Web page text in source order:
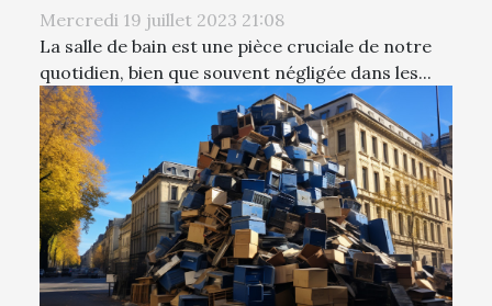
Mercredi 19 juillet 2023 21:08
La salle de bain est une pièce cruciale de notre
quotidien, bien que souvent négligée dans les...